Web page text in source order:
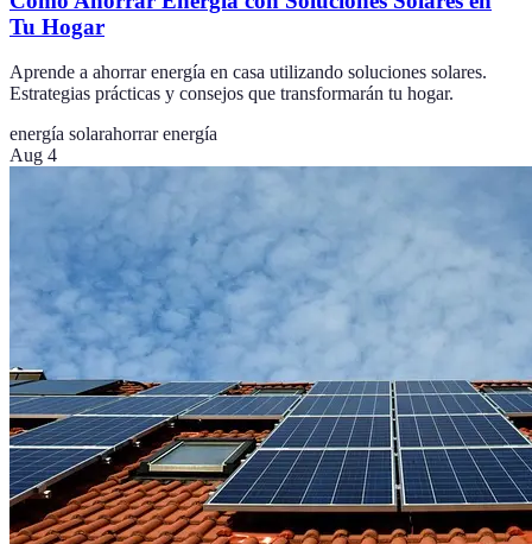
Tu Hogar
Aprende a ahorrar energía en casa utilizando soluciones solares.
Estrategias prácticas y consejos que transformarán tu hogar.
energía solarahorrar energía
Aug 4